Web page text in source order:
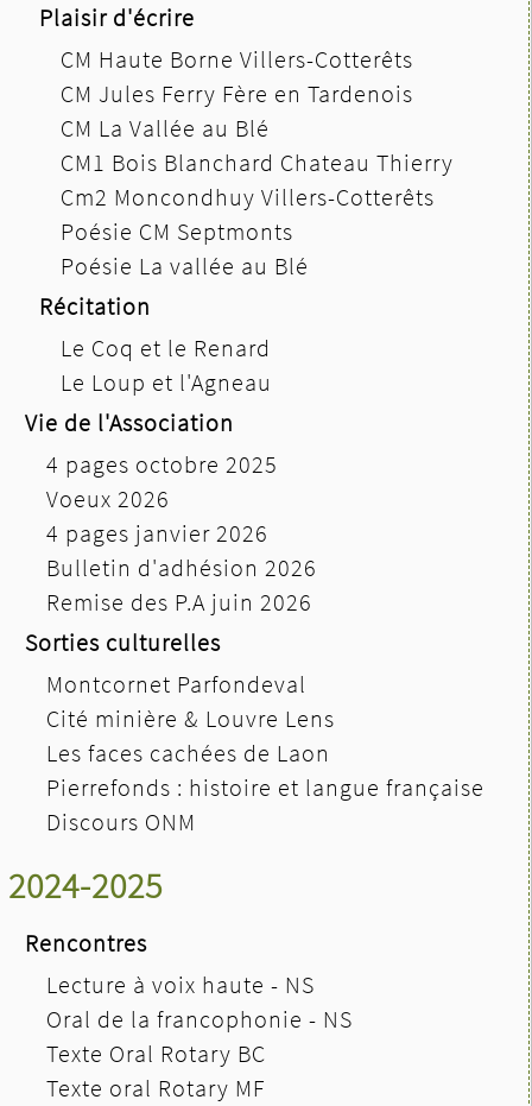
Plaisir d'écrire
CM Haute Borne Villers-Cotterêts
CM Jules Ferry Fère en Tardenois
CM La Vallée au Blé
CM1 Bois Blanchard Chateau Thierry
Cm2 Moncondhuy Villers-Cotterêts
Poésie CM Septmonts
Poésie La vallée au Blé
Récitation
Le Coq et le Renard
Le Loup et l'Agneau
Vie de l'Association
4 pages octobre 2025
Voeux 2026
4 pages janvier 2026
Bulletin d'adhésion 2026
Remise des P.A juin 2026
Sorties culturelles
Montcornet Parfondeval
Cité minière & Louvre Lens
Les faces cachées de Laon
Pierrefonds : histoire et langue française
Discours ONM
2024-2025
Rencontres
Lecture à voix haute - NS
Oral de la francophonie - NS
Texte Oral Rotary BC
Texte oral Rotary MF